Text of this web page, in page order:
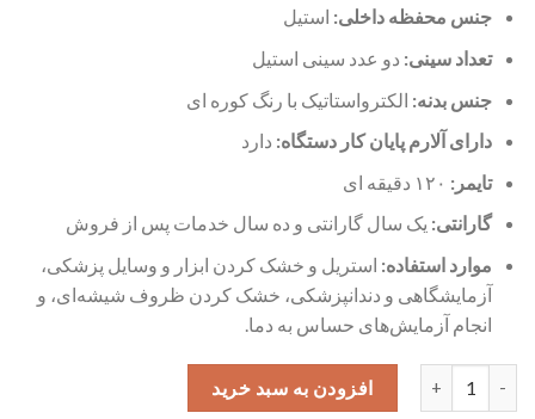
جنس محفظه داخلی: استیل
تعداد سینی: دو عدد سینی استیل
جنس بدنه: الکترواستاتیک با رنگ کوره ای
دارای آلارم پایان کار دستگاه: دارد
تایمر: ۱۲۰ دقیقه ای
گارانتی: یک سال گارانتی و ده سال خدمات پس از فروش
موارد استفاده: استریل و خشک کردن ابزار و وسایل پزشکی،
آزمایشگاهی و دندانپزشکی، خشک کردن ظروف شیشه‌ای، و
انجام آزمایش‌های حساس به دما.
افزودن به سبد خرید